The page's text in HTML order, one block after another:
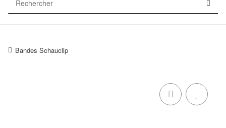
Bandes Schauclip